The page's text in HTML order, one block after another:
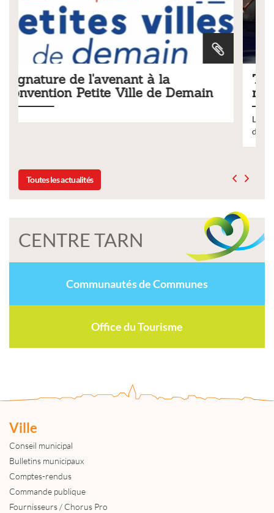
Tarifs 2026 des services
municipaux
délibération du conseil municipal du 19 décembre
Toutes les actualités
CENTRE TARN
Communautés de Communes
Office du Tourisme
Ville
Conseil municipal
Bulletins municipaux
Comptes-rendus
Commande publique
Fournisseurs / Chorus Pro